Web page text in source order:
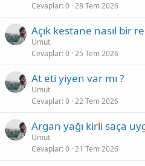
Cevaplar 0 28 Tem 2026
Açık kestane nasıl bir
Umut
Cevaplar 0 25 Tem 2026
At eti yiyen var mı ?
Umut
Cevaplar 0 22 Tem 2026
Argan yağı kirli saça
Umut
Cevaplar 0 21 Tem 2026